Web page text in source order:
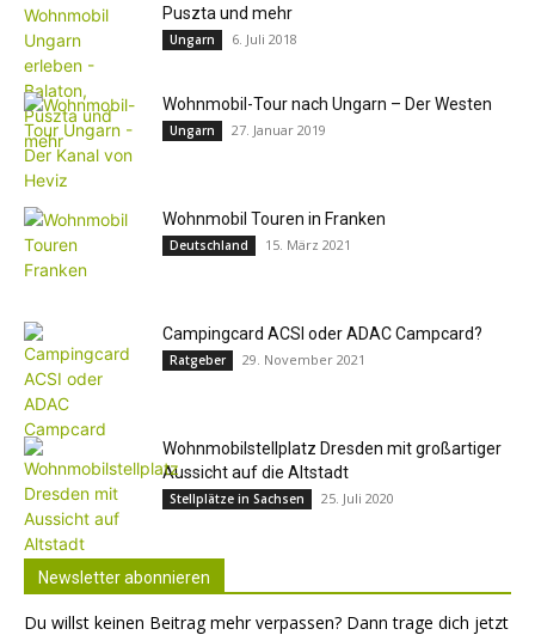
Puszta und mehr
Ungarn 6. Juli 2018
Wohnmobil-Tour nach Ungarn – Der Westen
Ungarn 27. Januar 2019
Wohnmobil Touren in Franken
Deutschland 15. März 2021
Campingcard ACSI oder ADAC Campcard?
Ratgeber 29. November 2021
Wohnmobilstellplatz Dresden mit großartiger
Aussicht auf die Altstadt
Stellplätze in Sachsen 25. Juli 2020
Newsletter abonnieren
Du willst keinen Beitrag mehr verpassen? Dann trage dich jetzt